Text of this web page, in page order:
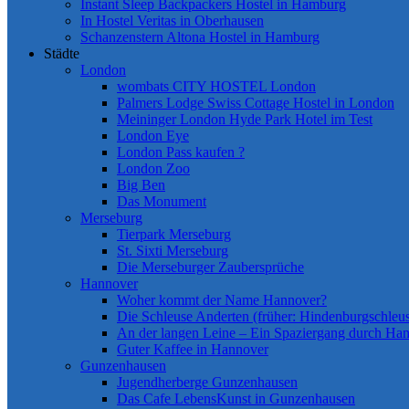
Instant Sleep Backpackers Hostel in Hamburg
In Hostel Veritas in Oberhausen
Schanzenstern Altona Hostel in Hamburg
Städte
London
wombats CITY HOSTEL London
Palmers Lodge Swiss Cottage Hostel in London
Meininger London Hyde Park Hotel im Test
London Eye
London Pass kaufen ?
London Zoo
Big Ben
Das Monument
Merseburg
Tierpark Merseburg
St. Sixti Merseburg
Die Merseburger Zaubersprüche
Hannover
Woher kommt der Name Hannover?
Die Schleuse Anderten (früher:
An der langen Leine – Ein Spaziergang durch
Guter Kaffee in Hannover
Gunzenhausen
Jugendherberge Gunzenhausen
Das Cafe LebensKunst in Gunzenhausen